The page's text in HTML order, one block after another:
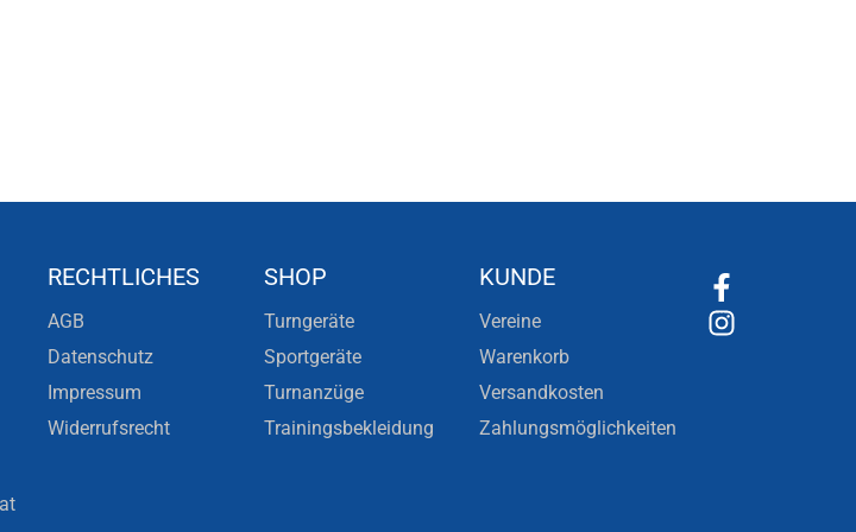
RECHTLICHES
AGB
Datenschutz
Impressum
Widerrufsrecht
SHOP
Turngeräte
Sportgeräte
Turnanzüge
Trainingsbekleidung
KUNDE
Vereine
Warenkorb
Versandkosten
Zahlungsmöglichkeiten